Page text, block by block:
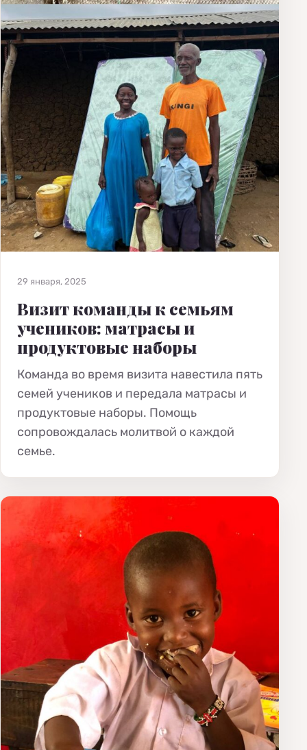
29 января, 2025
Визит команды к семьям
учеников: матрасы и
продуктовые наборы
Команда во время визита навестила пять
семей учеников и передала матрасы и
продуктовые наборы. Помощь
сопровождалась молитвой о каждой
семье.